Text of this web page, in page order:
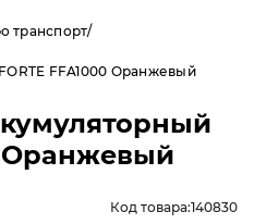
транспорт
FFA1000 Оранжевый
Оранжевый
Код товара:140830